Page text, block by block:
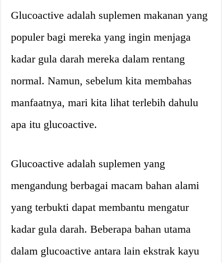
Glucoactive adalah suplemen makanan yang
populer bagi mereka yang ingin menjaga
kadar gula darah mereka dalam rentang
normal. Namun, sebelum kita membahas
manfaatnya, mari kita lihat terlebih dahulu
apa itu glucoactive.
Glucoactive adalah suplemen yang
mengandung berbagai macam bahan alami
yang terbukti dapat membantu mengatur
kadar gula darah. Beberapa bahan utama
dalam glucoactive antara lain ekstrak kayu